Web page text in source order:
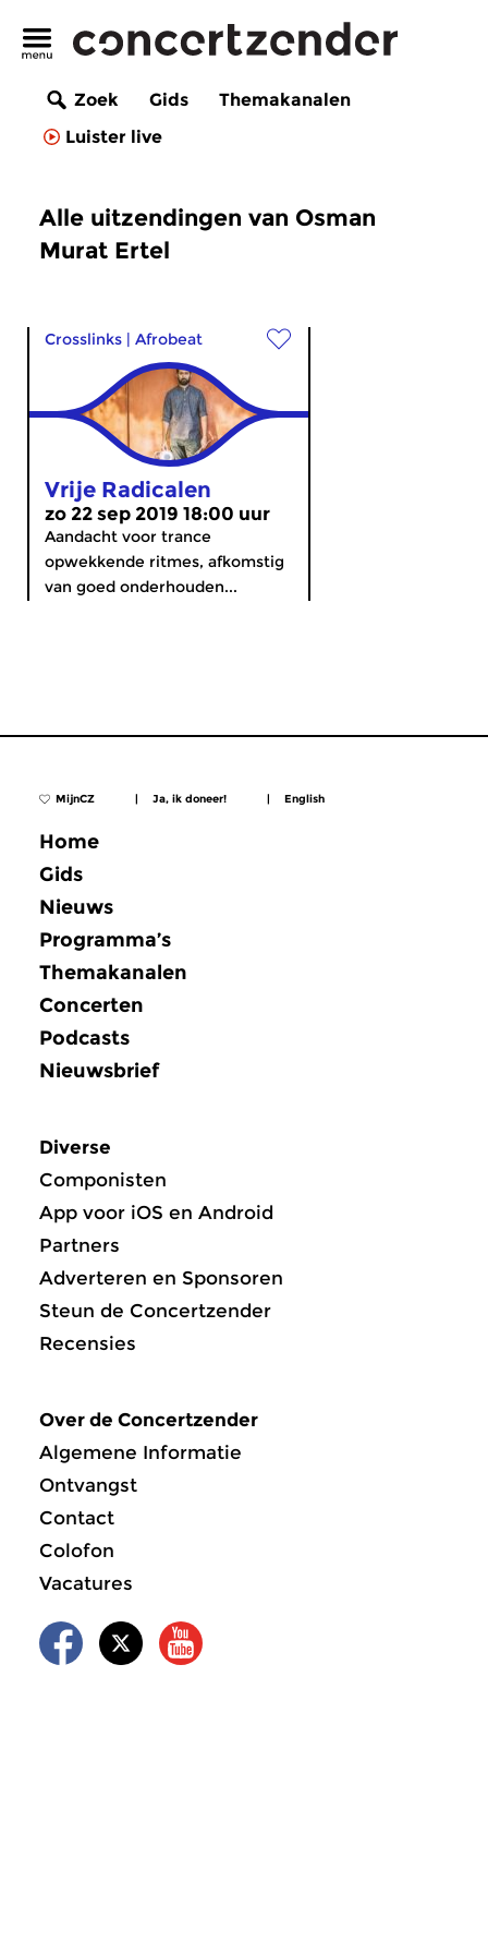
Zoek Gids
Themakanalen
Luister live
Alle uitzendingen van Osman
Murat Ertel
Crosslinks | Afrobeat
Vrije Radicalen
zo 22 sep 2019 18:00 uur
Aandacht voor trance
opwekkende ritmes, afkomstig
van goed onderhouden...
MijnCZ | Ja, ik doneer! | English
Home
Gids
Nieuws
Programma’s
Themakanalen
Concerten
Podcasts
Nieuwsbrief
Diverse
Componisten
App voor iOS en Android
Partners
Adverteren en Sponsoren
Steun de Concertzender
Recensies
Over de Concertzender
Algemene Informatie
Ontvangst
Contact
Colofon
Vacatures